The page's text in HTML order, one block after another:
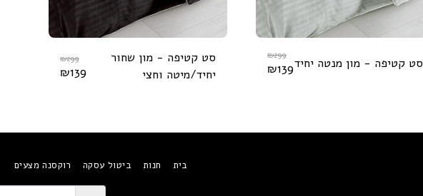
סט קטיפה - מון מנטה יחיד ₪299
₪139
סט קטיפה - מון שחור
יחיד/מיטה וחצי
₪299
₪139
בית חנות ביטול עסקה רוקסנה מצעים